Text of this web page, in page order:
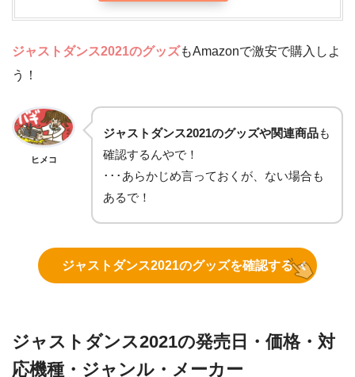
ジャストダンス2021のグッズもAmazonで激安で購入しよ
う！
ヒメコ
ジャストダンス2021のグッズや関連商品も
確認するんやで！
･･･あらかじめ言っておくが、ない場合も
あるで！
ジャストダンス2021のグッズを確認する
ジャストダンス2021の発売日・価格・対
応機種・ジャンル・メーカー